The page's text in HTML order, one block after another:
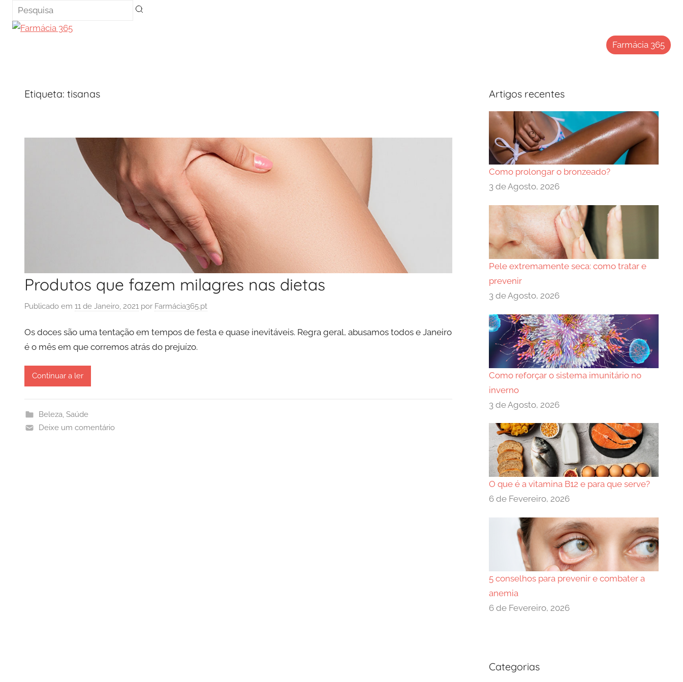
Saltar
para
Farmácia 365
Etiqueta: tisanas
Produtos que fazem milagres nas dietas
Publicado em 11 de Janeiro, 2021 por Farmácia365.pt
Os doces são uma tentação em tempos de festa e quase inevitáveis. Regra geral, abusamos todos e Janeiro
é o mês em que corremos atrás do prejuízo.
Continuar a ler
Beleza, Saúde
Deixe um comentário
Artigos recentes
Como prolongar o bronzeado?
3 de Agosto, 2026
Pele extremamente seca: como tratar e
prevenir
3 de Agosto, 2026
Como reforçar o sistema imunitário no
inverno
3 de Agosto, 2026
O que é a vitamina B12 e para que serve?
6 de Fevereiro, 2026
5 conselhos para prevenir e combater a
anemia
6 de Fevereiro, 2026
Categorias